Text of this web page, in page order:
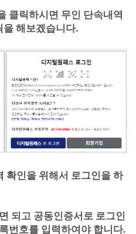
클릭하시면 무인 단속내역
을 해보겠습니다.
확인을 위해서 로그인을 하
되고 공동인증서로 로그인
번호를 입력하여야 합니다.